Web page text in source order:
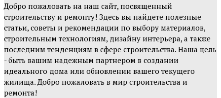
Добро пожаловать на наш сайт, посвященный
строительству и ремонту! Здесь вы найдете полезные
статьи, советы и рекомендации по выбору материалов,
строительным технологиям, дизайну интерьера, а также
последним тенденциям в сфере строительства. Наша цель
- быть вашим надежным партнером в создании
идеального дома или обновлении вашего текущего
жилища. Добро пожаловать в мир строительства и
ремонта!